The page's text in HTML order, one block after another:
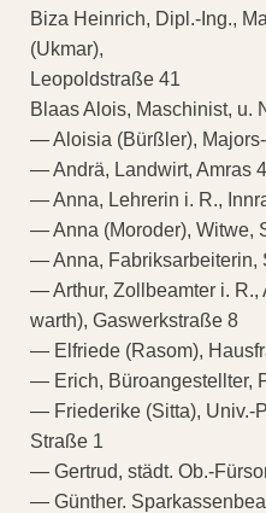
Biza Heinrich, Dipl.-Ing.,
(Ukmar),
Leopoldstraße 41
Blaas Alois, Maschinist, u.
— Aloisia (Bürßler),
— Andrä, Landwirt, Amras
— Anna, Lehrerin i. R.,
— Anna (Moroder), Witwe,
— Anna, Fabriksarbeiterin,
— Arthur, Zollbeamter i. R.,
warth), Gaswerkstraße 8
— Elfriede (Rasom),
— Erich, Büroangestellter,
— Friederike (Sitta), Univ.-
Straße 1
— Gertrud, städt. Ob.-
— Günther.